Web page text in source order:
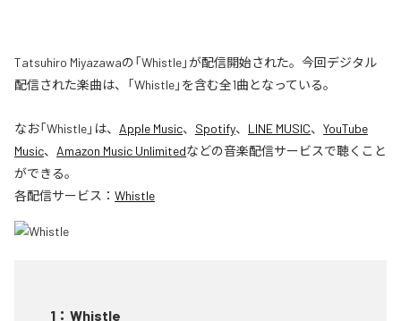
Tatsuhiro Miyazawaの「Whistle」が配信開始された。今回デジタル
配信された楽曲は、「Whistle」を含む全1曲となっている。
なお「Whistle」は、 Apple Music、 Spotify、 LINE MUSIC、 YouTube
Music、 Amazon Music Unlimitedなどの音楽配信サービスで聴くこと
ができる。
各配信サービス： Whistle
1 ： Whistle